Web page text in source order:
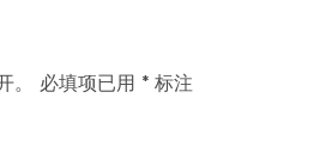
。 必填项已用 * 标注